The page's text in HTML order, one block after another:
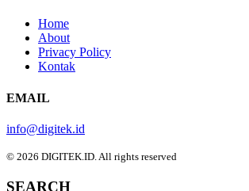
Home
About
Privacy Policy
Kontak
EMAIL
info@digitek.id
© 2026 DIGITEK.ID. All rights reserved
SEARCH